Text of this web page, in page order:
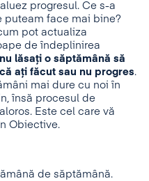
progresul. Ce s-a
puteam face mai bine?
pot actualiza
de îndeplinirea
lăsați o săptămână să
ați făcut sau nu progres.
mai dure cu noi în
însă procesul de
Este cel care vă
Obiective.
de săptămână.